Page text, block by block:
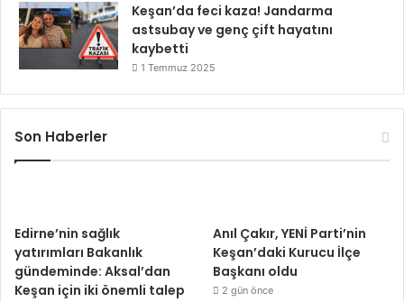
Keşan’da feci kaza! Jandarma
astsubay ve genç çift hayatını
kaybetti
1 Temmuz 2025
Son Haberler
Edirne’nin sağlık
yatırımları Bakanlık
gündeminde: Aksal’dan
Keşan için iki önemli talep
Anıl Çakır, YENİ Parti’nin
Keşan’daki Kurucu İlçe
Başkanı oldu
2 gün önce